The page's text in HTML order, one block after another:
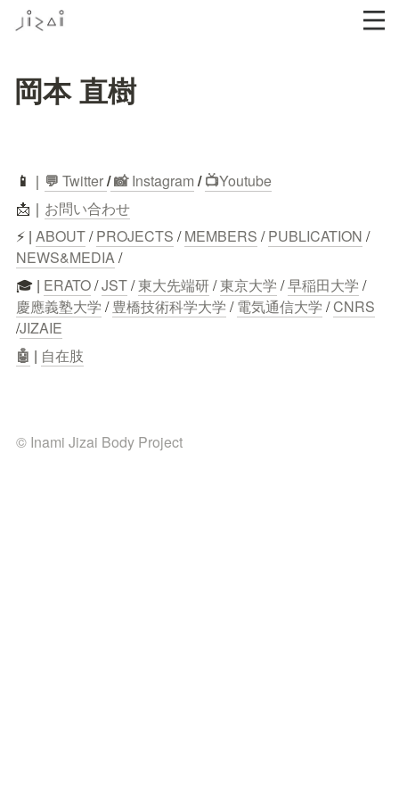
岡本 直樹
📱 ｜ 💬 Twitter/ 📸 Instagram / 📺Youtube
📩｜ お問い合わせ
⚡ | ABOUT / PROJECTS / MEMBERS / PUBLICATION /
NEWS&MEDIA /
🎓 | ERATO / JST / 東大先端研 / 東京大学 / 早稲田大学 /
慶應義塾大学 / 豊橋技術科学大学 / 電気通信大学 / CNRS
/JIZAIE
🤖 | 自在肢
© Inami Jizai Body Project